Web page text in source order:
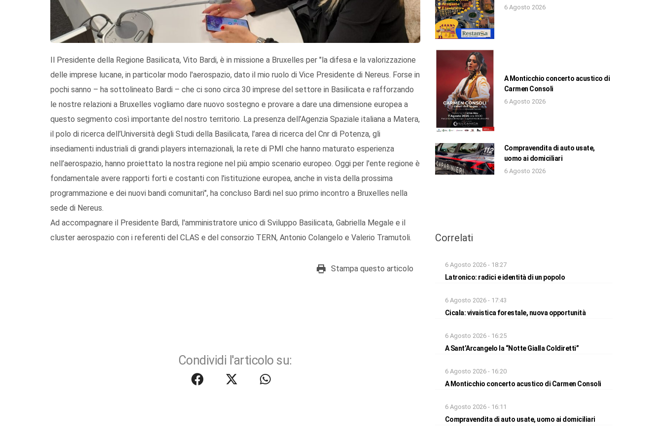
Il Presidente della Regione Basilicata, Vito Bardi, è in missione a Bruxelles per "la difesa e la valorizzazione
delle imprese lucane, in particolar modo l'aerospazio, dato il mio ruolo di Vice Presidente di Nereus. Forse in
pochi sanno – ha sottolineato Bardi – che ci sono circa 30 imprese del settore in Basilicata e rafforzando
le nostre relazioni a Bruxelles vogliamo dare nuovo sostegno e provare a dare una dimensione europea a
questo segmento così importante del nostro territorio. La presenza dell’Agenzia Spaziale italiana a Matera,
il polo di ricerca dell’Università degli Studi della Basilicata, l’area di ricerca del Cnr di Potenza, gli
insediamenti industriali di grandi players internazionali, la rete di PMI che hanno maturato esperienza
nell’aerospazio, hanno proiettato la nostra regione nel più ampio scenario europeo. Oggi per l'ente regione è
fondamentale avere rapporti forti e costanti con l'istituzione europea, anche in vista della prossima
programmazione e dei nuovi bandi comunitari", ha concluso Bardi nel suo primo incontro a Bruxelles nella
sede di Nereus.
Ad accompagnare il Presidente Bardi, l'amministratore unico di Sviluppo Basilicata, Gabriella Megale e il
cluster aerospazio con i referenti del CLAS e del consorzio TERN, Antonio Colangelo e Valerio Tramutoli.
Stampa questo articolo
Condividi l'articolo su:
6 Agosto 2026
A Monticchio concerto acustico di
Carmen Consoli
6 Agosto 2026
Compravendita di auto usate,
uomo ai domiciliari
6 Agosto 2026
Correlati
6 Agosto 2026 - 18:27
Latronico: radici e identità di un popolo
6 Agosto 2026 - 17:43
Cicala: vivaistica forestale, nuova opportunità
6 Agosto 2026 - 16:25
A Sant’Arcangelo la “Notte Gialla Coldiretti”
6 Agosto 2026 - 16:20
A Monticchio concerto acustico di Carmen Consoli
6 Agosto 2026 - 16:11
Compravendita di auto usate, uomo ai domiciliari